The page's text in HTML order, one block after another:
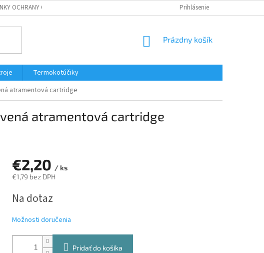
OCHRANY OSOBNÝCH ÚDAJOV KONTAKTY
Prihlásenie
NÁKUPNÝ
Prázdny košík
Termokotúčiky
atramentová cartridge
atramentová cartridge
€2,20 / ks
€1,79 bez DPH
cena:
Na dotaz
Možnosti doručenia
Pridať do košíka